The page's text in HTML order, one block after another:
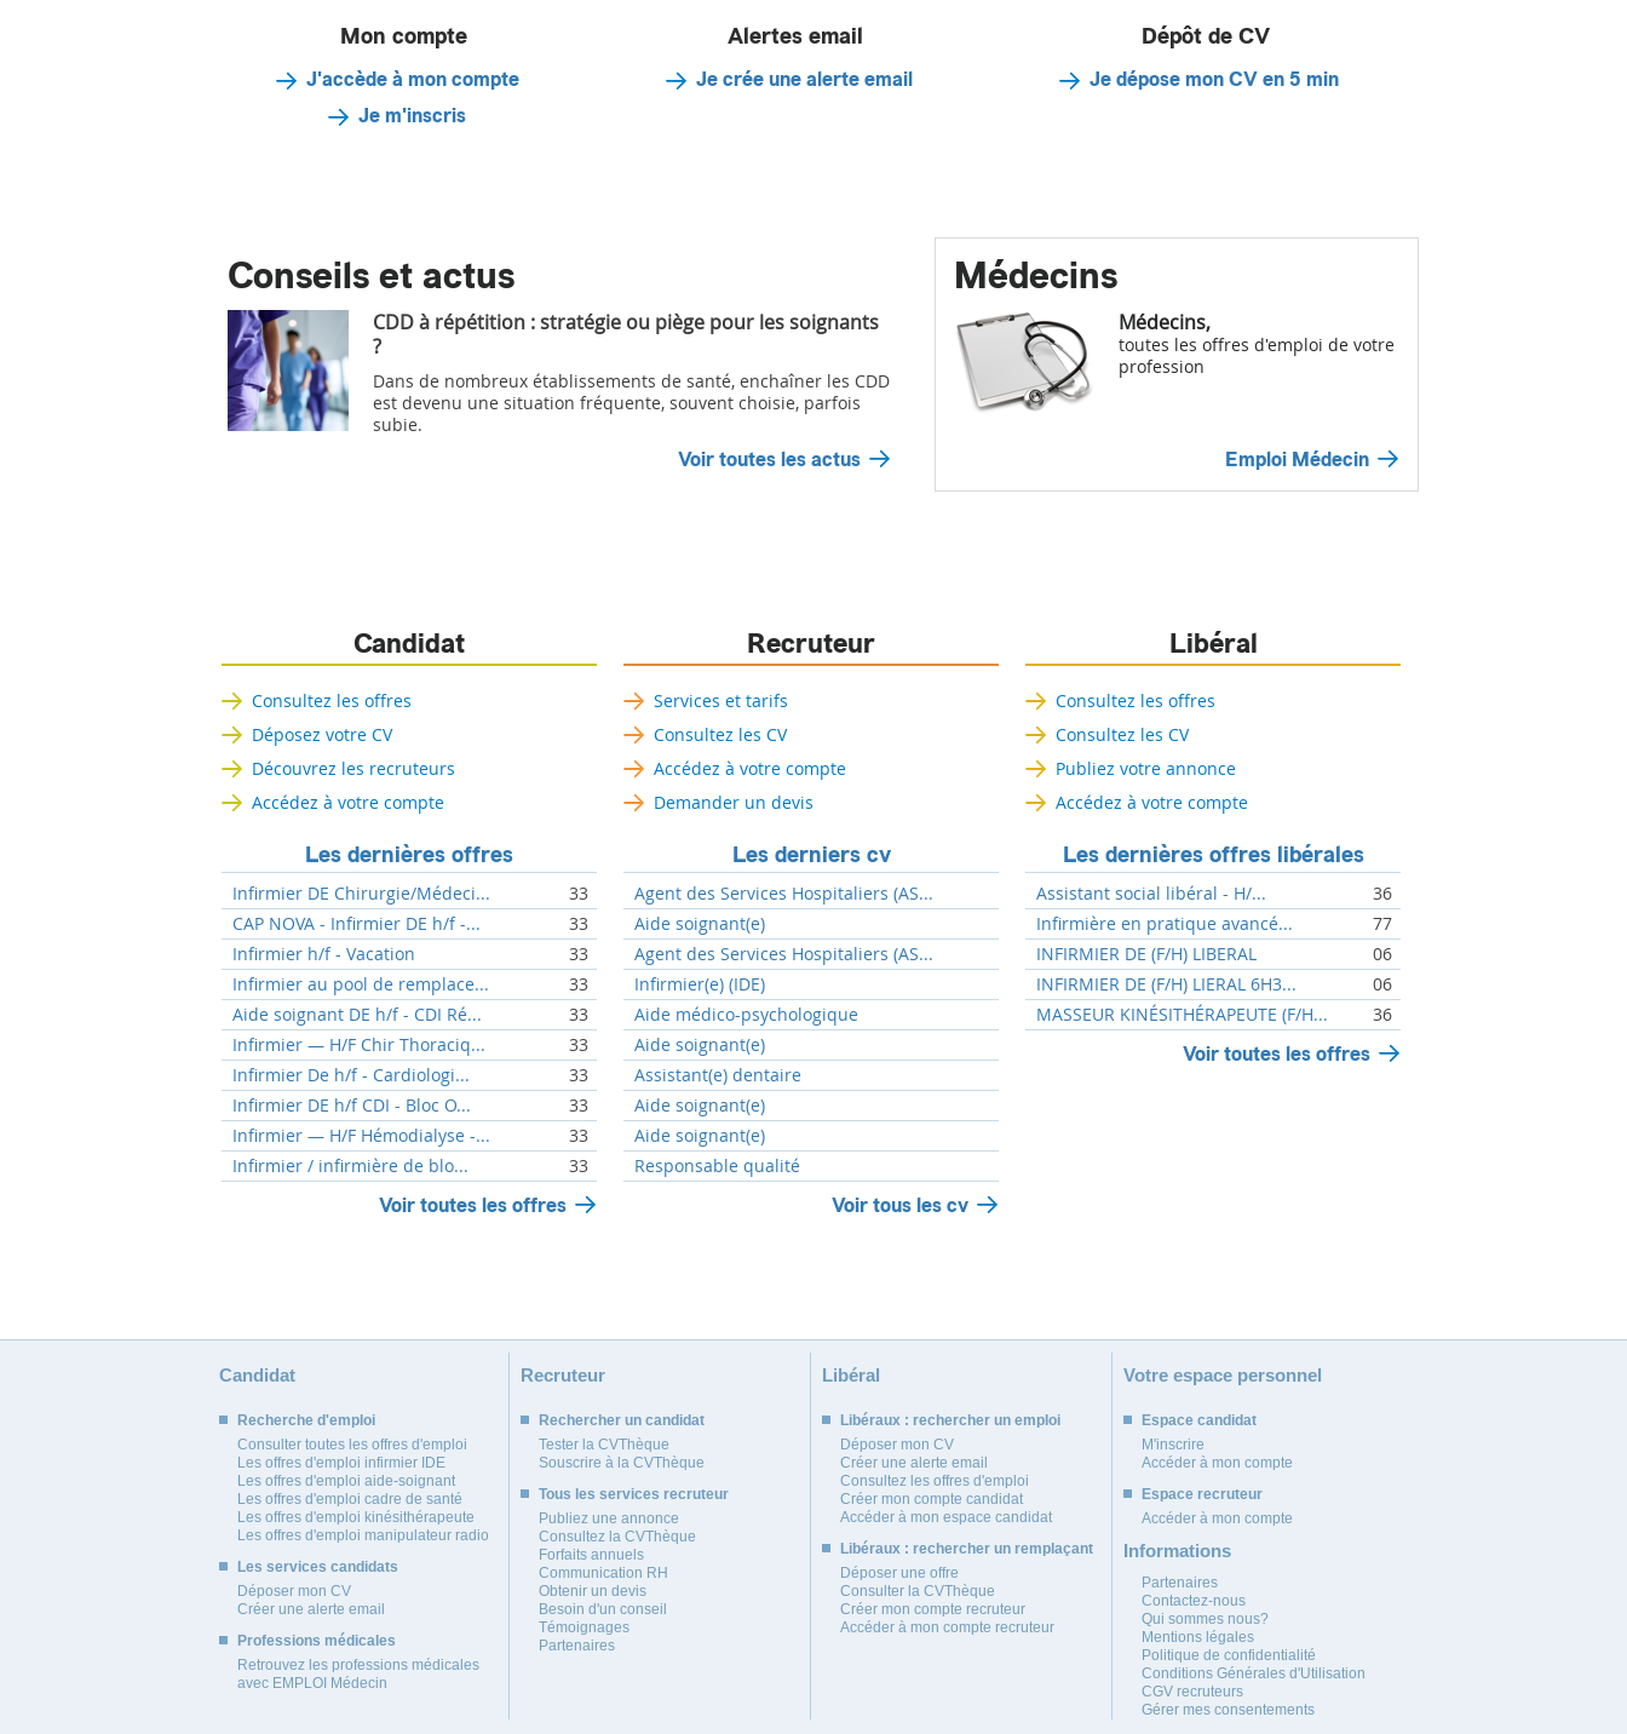
Mon compte
J'accède à mon compte
Je m'inscris
Alertes email
Je crée une alerte email
Dépôt de CV
Je dépose mon CV en 5 min
Conseils et actus
CDD à répétition : stratégie ou piège pour les soignants
?
Dans de nombreux établissements de santé, enchaîner les CDD
est devenu une situation fréquente, souvent choisie, parfois
subie.
Voir toutes les actus
Médecins
Médecins,
toutes les offres d'emploi de votre
profession
Emploi Médecin
Candidat
Consultez les offres
Déposez votre CV
Découvrez les recruteurs
Accédez à votre compte
Les dernières offres
Infirmier DE Chirurgie/Médeci...
33
CAP NOVA - Infirmier DE h/f -...
33
Infirmier h/f - Vacation
33
Infirmier au pool de remplace...
33
Aide soignant DE h/f - CDI Ré...
33
Infirmier — H/F Chir Thoraciq...
33
Infirmier De h/f - Cardiologi...
33
Infirmier DE h/f CDI - Bloc O...
33
Infirmier — H/F Hémodialyse -...
33
Infirmier / infirmière de blo...
33
Voir toutes les offres
Recruteur
Services et tarifs
Consultez les CV
Accédez à votre compte
Demander un devis
Les derniers cv
Agent des Services Hospitaliers (AS...
Aide soignant(e)
Agent des Services Hospitaliers (AS...
Infirmier(e) (IDE)
Aide médico-psychologique
Aide soignant(e)
Assistant(e) dentaire
Aide soignant(e)
Aide soignant(e)
Responsable qualité
Voir tous les cv
Libéral
Consultez les offres
Consultez les CV
Publiez votre annonce
Accédez à votre compte
Les dernières offres libérales
Assistant social libéral - H/...
36
Infirmière en pratique avancé...
77
INFIRMIER DE (F/H) LIBERAL
06
INFIRMIER DE (F/H) LIERAL 6H3...
06
MASSEUR KINÉSITHÉRAPEUTE (F/H...
36
Voir toutes les offres
Candidat
Recherche d'emploi
Consulter toutes les offres d'emploi
Les offres d'emploi infirmier IDE
Les offres d'emploi aide-soignant
Les offres d'emploi cadre de santé
Les offres d'emploi kinésithérapeute
Les offres d'emploi manipulateur radio
Les services candidats
Déposer mon CV
Créer une alerte email
Professions médicales
Retrouvez les professions médicales
avec EMPLOI Médecin
Recruteur
Rechercher un candidat
Tester la CVThèque
Souscrire à la CVThèque
Tous les services recruteur
Publiez une annonce
Consultez la CVThèque
Forfaits annuels
Communication RH
Obtenir un devis
Besoin d'un conseil
Témoignages
Partenaires
Libéral
Libéraux : rechercher un emploi
Déposer mon CV
Créer une alerte email
Consultez les offres d'emploi
Créer mon compte candidat
Accéder à mon espace candidat
Libéraux : rechercher un remplaçant
Déposer une offre
Consulter la CVThèque
Créer mon compte recruteur
Accéder à mon compte recruteur
Votre espace personnel
Espace candidat
M'inscrire
Accéder à mon compte
Espace recruteur
Accéder à mon compte
Informations
Partenaires
Contactez-nous
Qui sommes nous?
Mentions légales
Politique de confidentialité
Conditions Générales d'Utilisation
CGV recruteurs
Gérer mes consentements